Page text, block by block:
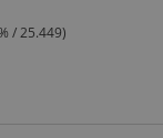
/ 25.449)